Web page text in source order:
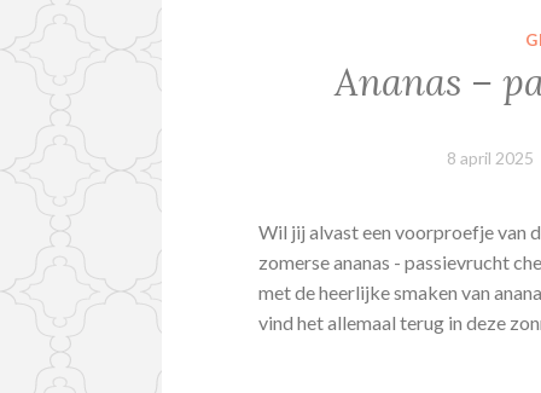
Ananas –
8 april 2025
Wil jij alvast een voorproefje van
zomerse ananas - passievrucht
met de heerlijke smaken van
vind het allemaal terug in deze